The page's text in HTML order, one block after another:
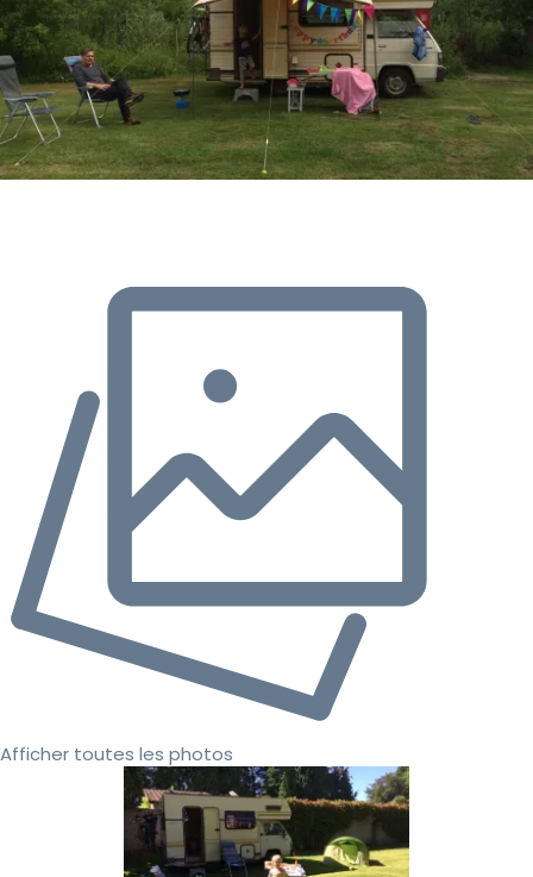
Afficher toutes les photos